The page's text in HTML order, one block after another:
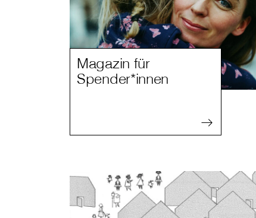
Magazin für
Spender*innen